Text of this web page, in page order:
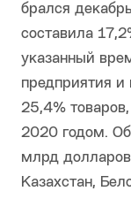
брался
составила
указанный
предприятия
25,4%
2020 годом.
млрд
Казахстан,